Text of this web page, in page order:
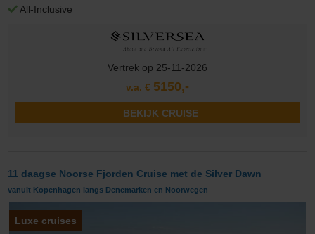
All-Inclusive
Vertrek op 25-11-2026
v.a. € 5150,-
BEKIJK CRUISE
11 daagse Noorse Fjorden Cruise met de Silver Dawn
vanuit Kopenhagen langs Denemarken en Noorwegen
Luxe cruises